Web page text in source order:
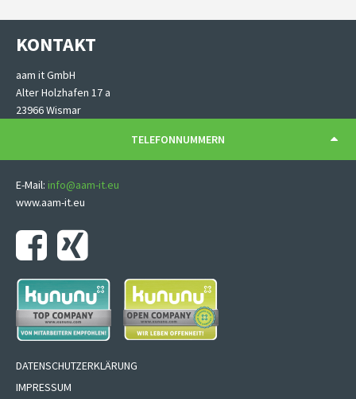
KONTAKT
aam it GmbH
Alter Holzhafen 17 a
23966 Wismar
TELEFONNUMMERN
E-Mail: info@aam-it.eu
www.aam-it.eu
Navigation
überspringen
DATENSCHUTZERKLÄRUNG
IMPRESSUM